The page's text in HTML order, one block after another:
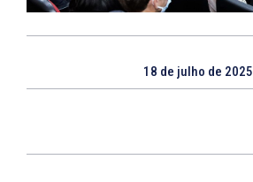
18 de julho de 2025